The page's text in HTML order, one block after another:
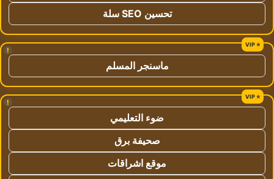
تحسين SEO سلة
!
ماسنجر المسلم
!
ضوء التعليمي
صحيفة برق
موقع اشراقات